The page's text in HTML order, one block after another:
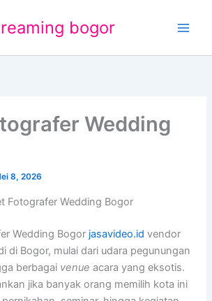
bogor
Wedding
8, 2026
Fotografer Wedding Bogor
Wedding Bogor jasavideo.id vendor
di Bogor, mulai dari udara pegunungan
berbagai venue acara yang eksotis.
jika banyak orang memilih kota ini